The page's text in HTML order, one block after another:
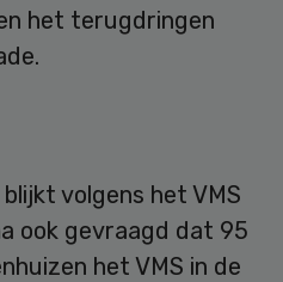
het terugdringen
volgens het VMS
ook gevraagd dat 95
het VMS in de